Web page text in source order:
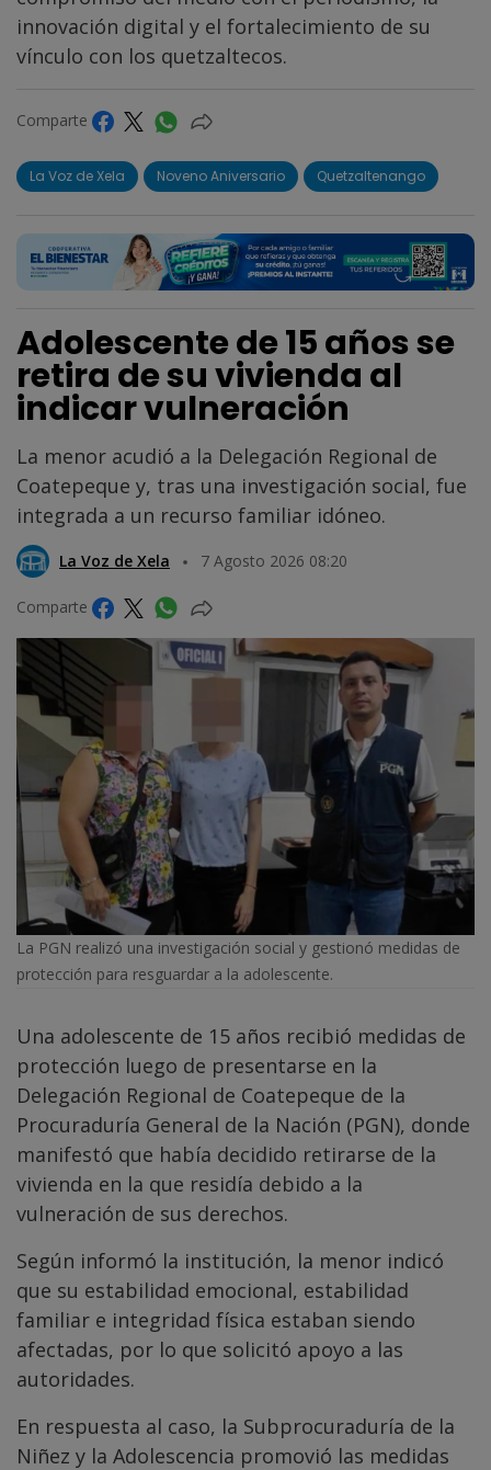
innovación digital y el fortalecimiento de su
vínculo con los quetzaltecos.
Comparte
La Voz de Xela Noveno Aniversario Quetzaltenango
Adolescente de 15 años se
retira de su vivienda al
indicar vulneración
La menor acudió a la Delegación Regional de
Coatepeque y, tras una investigación social, fue
integrada a un recurso familiar idóneo.
La Voz de Xela 7 Agosto 2026 08:20
Comparte
La PGN realizó una investigación social y gestionó medidas de
protección para resguardar a la adolescente.
Una adolescente de 15 años recibió medidas de
protección luego de presentarse en la
Delegación Regional de Coatepeque de la
Procuraduría General de la Nación (PGN), donde
manifestó que había decidido retirarse de la
vivienda en la que residía debido a la
vulneración de sus derechos.
Según informó la institución, la menor indicó
que su estabilidad emocional, estabilidad
familiar e integridad física estaban siendo
afectadas, por lo que solicitó apoyo a las
autoridades.
En respuesta al caso, la Subprocuraduría de la
Niñez y la Adolescencia promovió las medidas